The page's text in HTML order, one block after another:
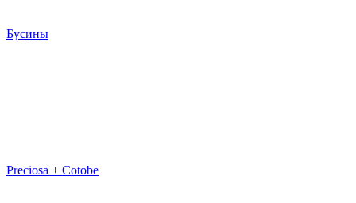
Бусины
Preciosa + Cotobe